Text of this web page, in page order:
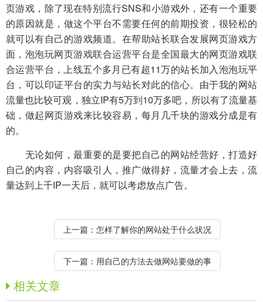
页游戏，除了现在特别流行SNS和小游戏外，还有一个重要
的原因就是，做这个平台不需要任何的前期投资，很轻松的
就可以有自己的游戏频道。在帮助站长联合发展网页游戏方
面，泡泡玩网页游戏联合运营平台是全国最大的网页游戏联
合运营平台，上线五个多月已有超11万的站长加入泡泡玩平
台，可以印证平台的实力与站长对此的信心。由于我的网站
流量也比较可观，独立IP有5万到10万多吧，所以有了流量基
础，做起网页游戏来比较容易，每月几千块的游戏分成是有
的。
无论如何，最重要的是要把自己的网站经营好，打造好
自己的内容，内容吸引人，推广做得好，流量才会上去，流
量达到上千IP一天后，就可以考虑放点广告。
上一篇： 怎样了解你的网站处于什么状况
下一篇： 用自己的方法去做网站要做的事
相关文章